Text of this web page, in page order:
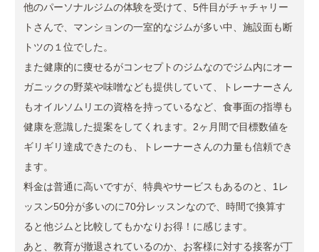
他のパーソナルジムの体験を受けて、5件目がチャチャリー
トさんで、マンションの一室的なジムが多い中、施設面も断
トツの１位でした。
また健康的に痩せるがコンセプトのジムなのでジム内にオー
ガニックの野菜や味噌なども提供していて、トレーナーさん
もオイルソムリエの資格を持っているなど、食事面の指導も
健康を意識した提案をしてくれます。2ヶ月間で目標数値を
ギリギリ達成できたのも、トレーナーさんの力量も信頼でき
ます。
料金は普通に高いですが、特典やサービスもあるのと、1レ
ッスン50分が多いのに70分レッスンなので、時間で換算す
ると他ジムと比較してもかなりお得！に感じます。
あと、教育が撤退されているのか、お客様に対する接客が丁